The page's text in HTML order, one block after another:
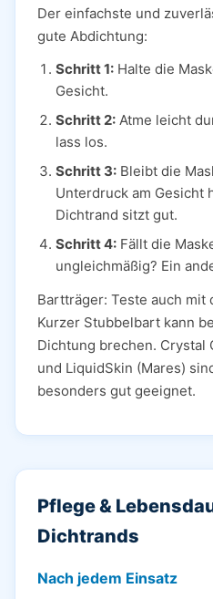
Der einfachste und
gute Abdichtung:
Schritt 1: Halte die
Gesicht.
Schritt 2: Atme leicht
lass los.
Schritt 3: Bleibt die
Unterdruck am Gesicht
Dichtrand sitzt gut.
Schritt 4: Fällt die
ungleichmäßig? Ein
Bartträger: Teste auch mit
Kurzer Stubbelbart kann
Dichtung brechen. Crystal
und LiquidSkin (Mares)
besonders gut geeignet.
Pflege &
Dichtrands
Nach jedem Einsatz